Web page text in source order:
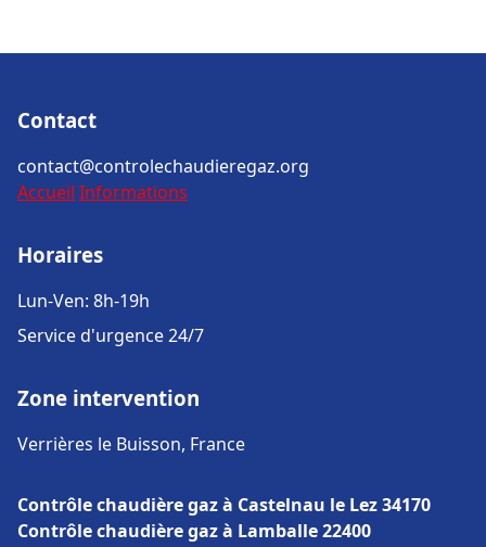
Contact
contact@controlechaudieregaz.org
Accueil Informations
Horaires
Lun-Ven: 8h-19h
Service d'urgence 24/7
Zone intervention
Verrières le Buisson, France
Contrôle chaudière gaz à Castelnau le Lez 34170
Contrôle chaudière gaz à Lamballe 22400